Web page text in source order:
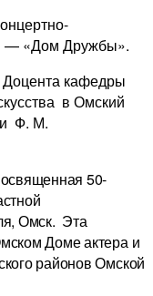
— «Дом Дружбы».
Доцента кафедры
в Омский
Ф. М.
50-
Омск. Эта
Доме актера и
районов Омской